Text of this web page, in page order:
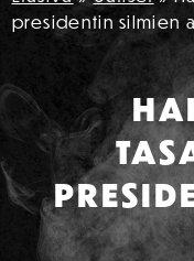
presidentin silmien